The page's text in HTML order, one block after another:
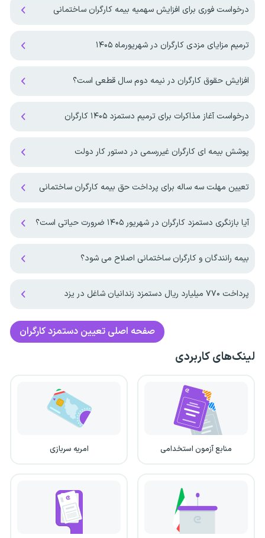
درخواست فوری برای افزایش سهمیه بیمه کارگران ساختمانی
ترمیم مزایای مزدی کارگران در شهریورماه ۱۴۰۵
افزایش حقوق کارگران در نیمه دوم سال قطعی است؟
درخواست آغاز مذاکرات برای ترمیم دستمزد ۱۴۰۵ کارگران
پوشش بیمه ای کارگران غیررسمی در دستور کار دولت
تعیین مهلت سه ساله برای پرداخت حق بیمه کارگران ساختمانی
آیا بازنگری دستمزد کارگران در شهریور ۱۴۰۵ ضرورت حیاتی است؟
بیمه رانندگان و کارگران ساختمانی اصلاح می شود؟
پرداخت ۷۷۰ میلیارد ریال دستمزد زندانیان شاغل در یزد
صفحه اصلی تعیین دستمزد کارگران
لینک‌های کاربردی
منابع آزمون استخدامی امریه سربازی